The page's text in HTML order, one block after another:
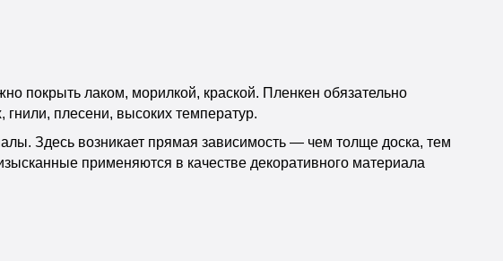
покрыть лаком, морилкой, краской. Пленкен обязательно
гнили, плесени, высоких температур.
Здесь возникает прямая зависимость — чем толще доска, тем
применяются в качестве декоративного материала